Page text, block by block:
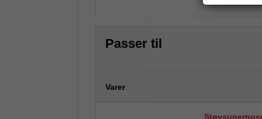
Passer til
Varer